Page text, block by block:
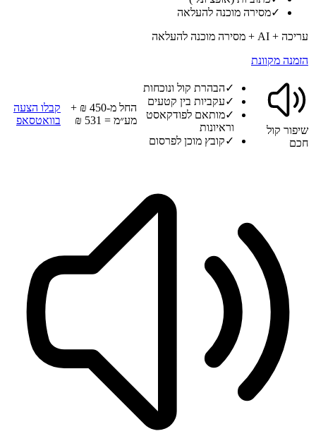
✓מסירה מוכנה להעלאה
עריכה + AI + מסירה מוכנה להעלאה
הזמנה מקוונת
שיפור קול
חכם
✓הבהרת קול ונוכחות
✓עקביות בין קטעים
✓מותאם לפודקאסט
וראיונות
✓קובץ מוכן לפרסום
החל מ-450 ₪ +
מע״מ = 531 ₪
קבלו הצעה
בוואטסאפ